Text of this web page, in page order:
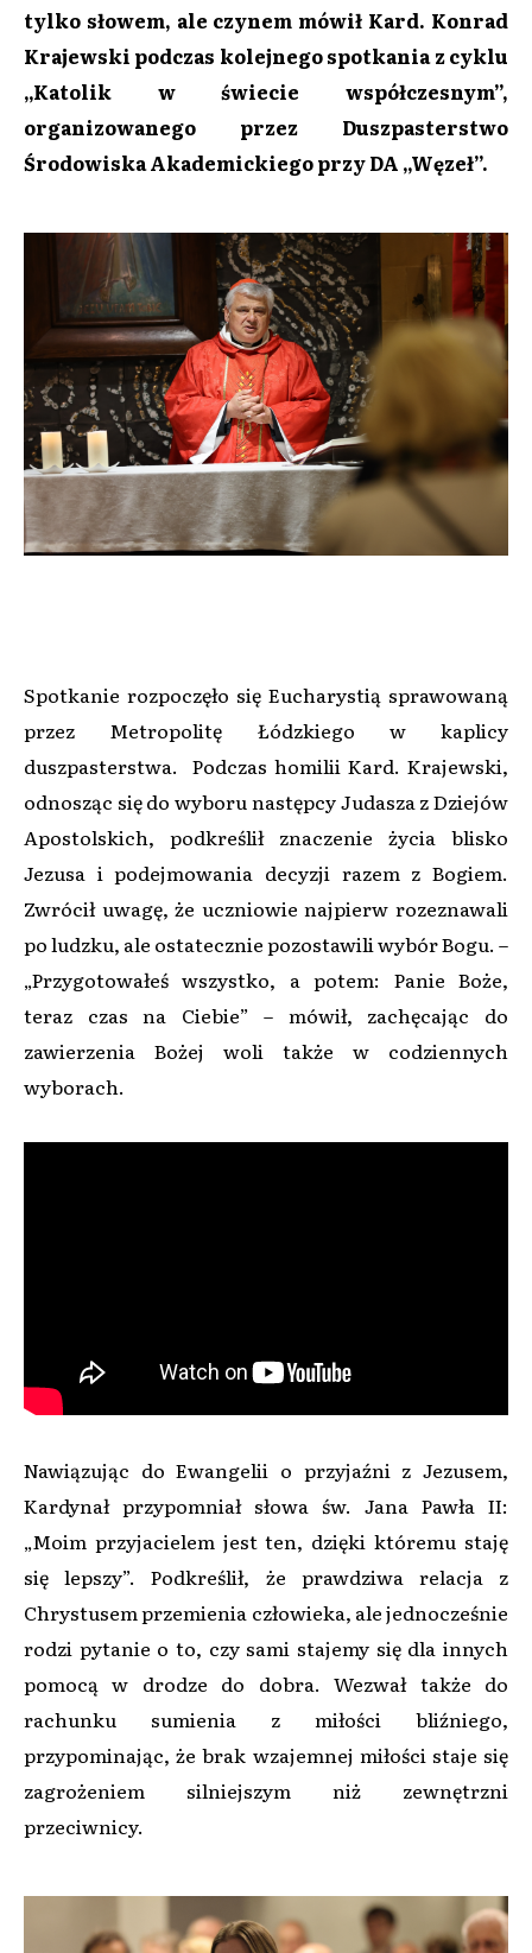
tylko słowem, ale czynem mówił Kard. Konrad
Krajewski podczas kolejnego spotkania z cyklu
„Katolik w świecie współczesnym”,
organizowanego przez Duszpasterstwo
Środowiska Akademickiego przy DA „Węzeł”.
Spotkanie rozpoczęło się Eucharystią sprawowaną
przez Metropolitę Łódzkiego w kaplicy
duszpasterstwa. Podczas homilii Kard. Krajewski,
odnosząc się do wyboru następcy Judasza z Dziejów
Apostolskich, podkreślił znaczenie życia blisko
Jezusa i podejmowania decyzji razem z Bogiem.
Zwrócił uwagę, że uczniowie najpierw rozeznawali
po ludzku, ale ostatecznie pozostawili wybór Bogu. –
„Przygotowałeś wszystko, a potem: Panie Boże,
teraz czas na Ciebie” – mówił, zachęcając do
zawierzenia Bożej woli także w codziennych
wyborach.
Nawiązując do Ewangelii o przyjaźni z Jezusem,
Kardynał przypomniał słowa św. Jana Pawła II:
„Moim przyjacielem jest ten, dzięki któremu staję
się lepszy”. Podkreślił, że prawdziwa relacja z
Chrystusem przemienia człowieka, ale jednocześnie
rodzi pytanie o to, czy sami stajemy się dla innych
pomocą w drodze do dobra. Wezwał także do
rachunku sumienia z miłości bliźniego,
przypominając, że brak wzajemnej miłości staje się
zagrożeniem silniejszym niż zewnętrzni
przeciwnicy.